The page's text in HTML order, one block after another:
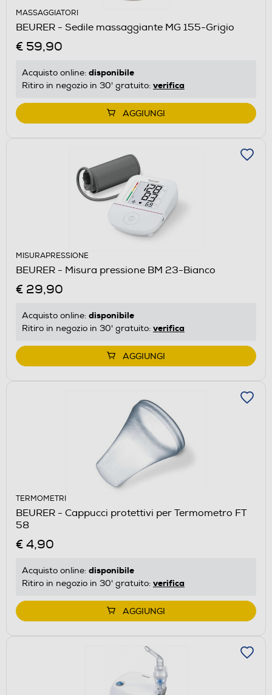
MASSAGGIATORI
BEURER - Sedile massaggiante MG 155-Grigio
€ 59,90
Acquisto online: disponibile
Ritiro in negozio in 30' gratuito: verifica
AGGIUNGI
MISURAPRESSIONE
BEURER - Misura pressione BM 23-Bianco
€ 29,90
Acquisto online: disponibile
Ritiro in negozio in 30' gratuito: verifica
AGGIUNGI
TERMOMETRI
BEURER - Cappucci protettivi per Termometro FT
58
€ 4,90
Acquisto online: disponibile
Ritiro in negozio in 30' gratuito: verifica
AGGIUNGI